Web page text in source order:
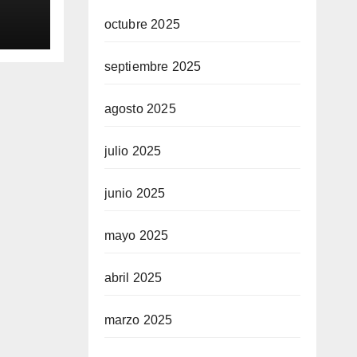
octubre 2025
septiembre 2025
agosto 2025
julio 2025
junio 2025
mayo 2025
abril 2025
marzo 2025